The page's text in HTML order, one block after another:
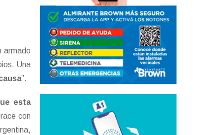
armado
Una
”.
esta
con